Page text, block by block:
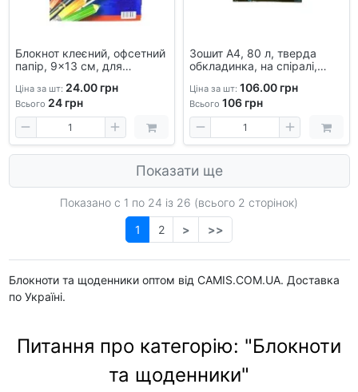
Блокнот клеєний, офсетний
папір, 9x13 см, для
Ціна за шт: 24.00 грн
Всього 24грн
Зошит А4, 80 л, тверда
обкладинка, на спіралі,
Ціна за шт: 106.00 грн
Всього 106 грн
Показати ще
Показано с 1 по 24 із 26 (всього 2 сторінок)
1
2 > >>
Блокноти та щоденники оптом від CAMIS.COM.UA. Доставка
по Україні.
Питання про категорію: "Блокноти
та щоденники"